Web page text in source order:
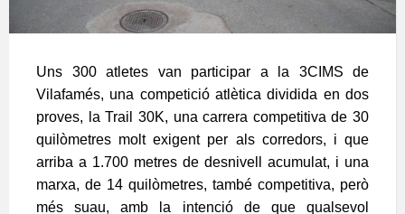
Uns 300 atletes van participar a la 3CIMS de
Vilafamés, una competició atlètica dividida en dos
proves, la Trail 30K, una carrera competitiva de 30
quilòmetres molt exigent per als corredors, i que
arriba a 1.700 metres de desnivell acumulat, i una
marxa, de 14 quilòmetres, també competitiva, però
més suau, amb la intenció de que qualsevol